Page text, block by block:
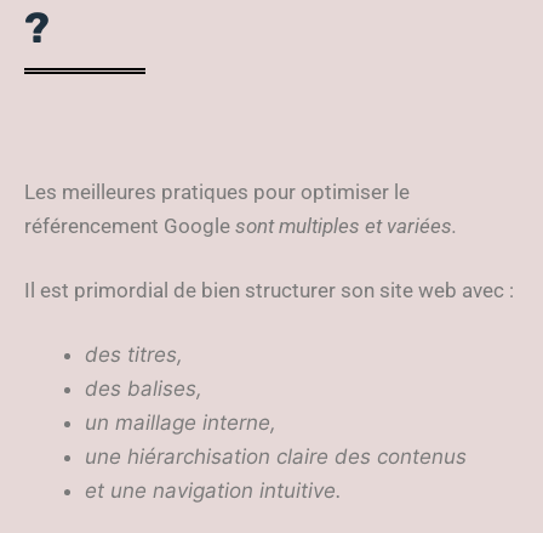
?
Les meilleures pratiques pour optimiser le
référencement Google sont multiples et variées.
Il est primordial de bien structurer son site web avec :
des titres,
des balises,
un maillage interne,
une hiérarchisation claire des contenus
et une navigation intuitive.